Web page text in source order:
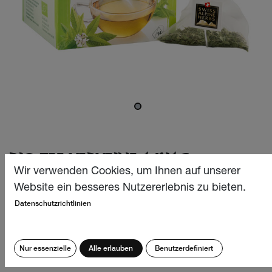
BIO TEE VERVEINE 14X1G
Elegant, frisch und mit einer dezenten Zitronen-Note
CHF6.40
Wir verwenden Cookies, um Ihnen auf unserer
Website ein besseres Nutzererlebnis zu bieten.
Datenschutzrichtlinien
Nur essenzielle Alle erlauben Benutzerdefiniert